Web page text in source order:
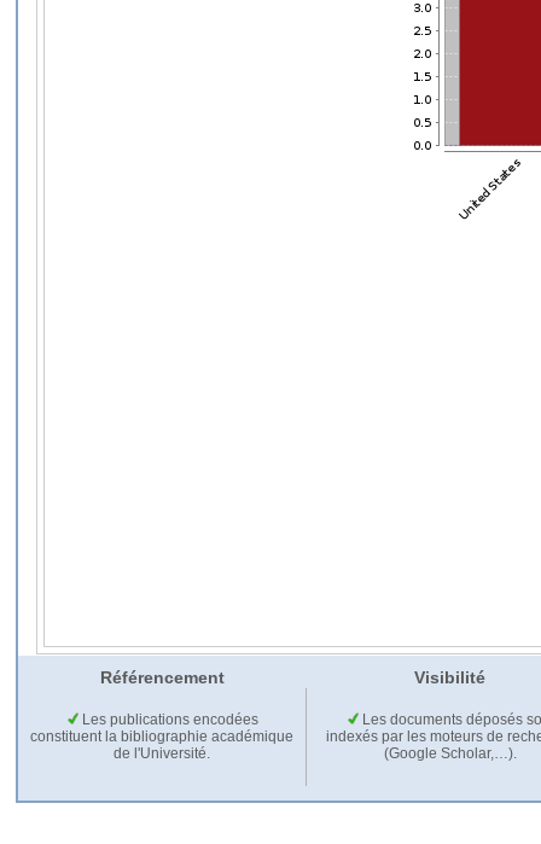
Référencement Visibilité
Les publications encodées
constituent la bibliographie académique
de l'Université.
Les documents déposés
indexés par les moteurs de
(Google Scholar,…).